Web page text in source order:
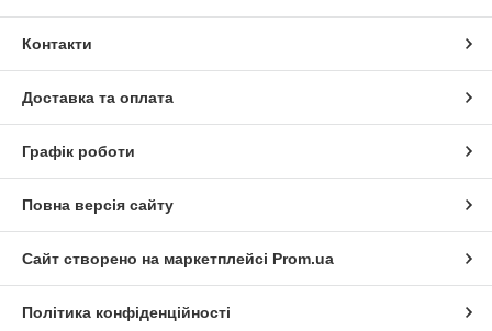
Контакти
Доставка та оплата
Графік роботи
Повна версія сайту
Сайт створено на маркетплейсі Prom.ua
Політика конфіденційності